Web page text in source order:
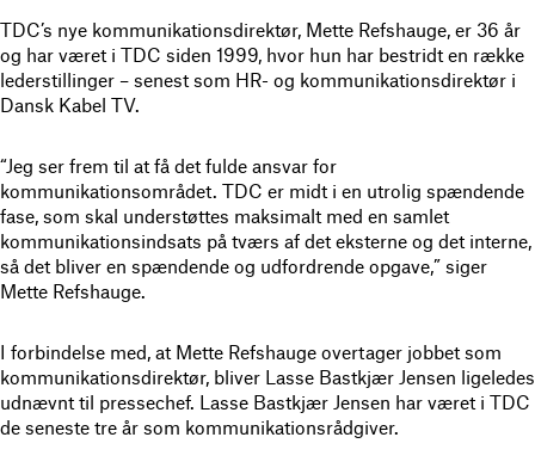
TDC’s nye kommunikationsdirektør, Mette Refshauge, er 36 år
og har været i TDC siden 1999, hvor hun har bestridt en række
lederstillinger – senest som HR- og kommunikationsdirektør i
Dansk Kabel TV.
“Jeg ser frem til at få det fulde ansvar for
kommunikationsområdet. TDC er midt i en utrolig spændende
fase, som skal understøttes maksimalt med en samlet
kommunikationsindsats på tværs af det eksterne og det interne,
så det bliver en spændende og udfordrende opgave,” siger
Mette Refshauge.
I forbindelse med, at Mette Refshauge overtager jobbet som
kommunikationsdirektør, bliver Lasse Bastkjær Jensen ligeledes
udnævnt til pressechef. Lasse Bastkjær Jensen har været i TDC
de seneste tre år som kommunikationsrådgiver.